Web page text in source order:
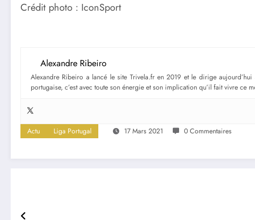
Crédit photo : IconSport
Alexandre Ribeiro
Alexandre Ribeiro a lancé le site Trivela.fr en 2019 et le dirige
portugaise, c’est avec toute son énergie et son implication qu’il fait vivre ce
Actu Liga Portugal 17 Mars 2021 0 Commentaires